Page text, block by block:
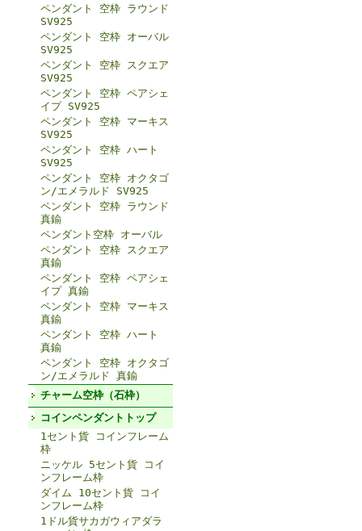
ペンダント 空枠 ラウンド
SV925
ペンダント 空枠 オーバル
SV925
ペンダント 空枠 スクエア
SV925
ペンダント 空枠 ペアシェ
イプ SV925
ペンダント 空枠 マーキス
SV925
ペンダント 空枠 ハート
SV925
ペンダント 空枠 オクタゴ
ン/エメラルド SV925
ペンダント 空枠 ラウンド
真鍮
ペンダント空枠 オーバル
ペンダント 空枠 スクエア
真鍮
ペンダント 空枠 ペアシェ
イプ 真鍮
ペンダント 空枠 マーキス
真鍮
ペンダント 空枠 ハート
真鍮
ペンダント 空枠 オクタゴ
ン/エメラルド 真鍮
チャーム空枠（石枠）
コインペンダントトップ
1セント貨 コインフレーム
枠
ニッケル 5セント貨 コイ
ンフレーム枠
ダイム 10セント貨 コイ
ンフレーム枠
1ドル貨サカガウィアダラ